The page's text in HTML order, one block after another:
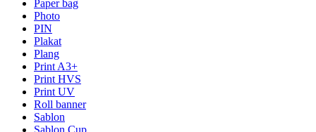
Paper bag
Photo
PIN
Plakat
Plang
Print A3+
Print HVS
Print UV
Roll banner
Sablon